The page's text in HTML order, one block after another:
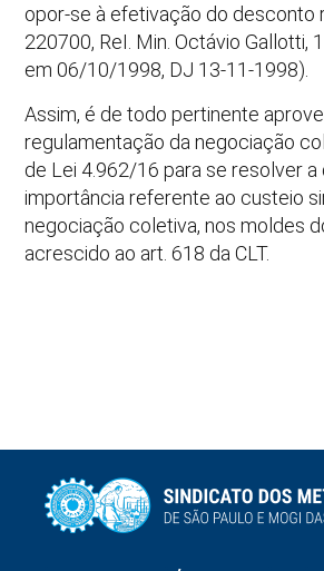
opor-se à efetivação do desconto
220700, ReI. Min. Octávio Gallotti,
em 06/10/1998, DJ 13-11-1998).
Assim, é de todo pertinente
regulamentação da negociação
de Lei 4.962/16 para se resolver a
importância referente ao custeio
negociação coletiva, nos moldes
acrescido ao art. 618 da CLT.